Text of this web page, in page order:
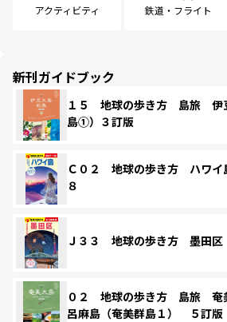
アクティビティ 鉄道・フライト
新刊ガイドブック
１５ 地球の歩き方 島旅 伊
島①）３訂版
Ｃ０２ 地球の歩き方 ハワイ
８
Ｊ３３ 地球の歩き方 墨田区
０２ 地球の歩き方 島旅
呂麻島（奄美群島１） ５訂版